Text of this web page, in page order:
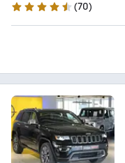
4.4 Sterne
(70)